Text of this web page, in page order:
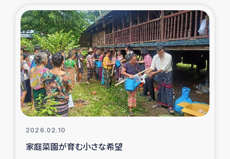
2026.02.10
家庭菜園が育む小さな希望